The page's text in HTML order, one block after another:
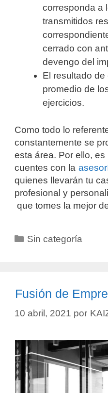
corresponda a
transmitidos
cerrado con
devengo del
El resultado de
promedio de
ejercicios.
Como todo lo
constantemente se
esta área. Por ello,
cuentes con la
quienes llevarán tu
profesional y
que tomes la mejor
Sin categoría
Fusión de
10 abril, 2021 por